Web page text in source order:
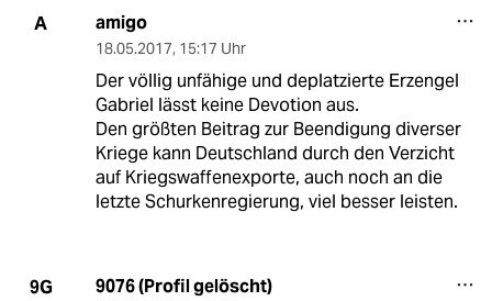
A amigo
18.05.2017, 15:17 Uhr
Der völlig unfähige und deplatzierte Erzengel
Gabriel lässt keine Devotion aus.
Den größten Beitrag zur Beendigung diverser
Kriege kann Deutschland durch den Verzicht
auf Kriegswaffenexporte, auch noch an die
letzte Schurkenregierung, viel besser leisten.
9G 9076 (Profil gelöscht)